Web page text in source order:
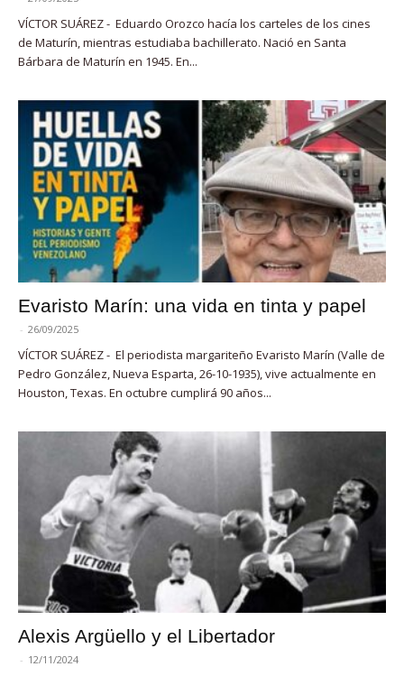
VÍCTOR SUÁREZ - Eduardo Orozco hacía los carteles de los cines
de Maturín, mientras estudiaba bachillerato. Nació en Santa
Bárbara de Maturín en 1945. En...
Evaristo Marín: una vida en tinta y papel
- 26/09/2025
VÍCTOR SUÁREZ - El periodista margariteño Evaristo Marín (Valle de
Pedro González, Nueva Esparta, 26-10-1935), vive actualmente en
Houston, Texas. En octubre cumplirá 90 años...
Alexis Argüello y el Libertador
- 12/11/2024